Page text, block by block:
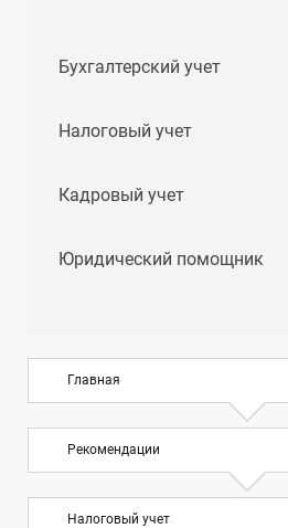
Бухгалтерский учет
Налоговый учет
Кадровый учет
Юридический помощник
Главная
Рекомендации
Налоговый учет